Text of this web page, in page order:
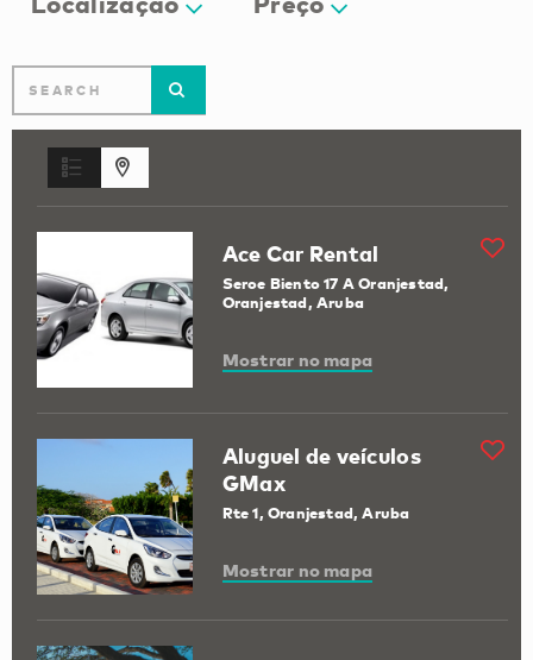
Ace Car Rental
Seroe Biento 17 A Oranjestad,
Oranjestad, Aruba
Mostrar no mapa
Aluguel de veículos
GMax
Rte 1, Oranjestad, Aruba
Mostrar no mapa